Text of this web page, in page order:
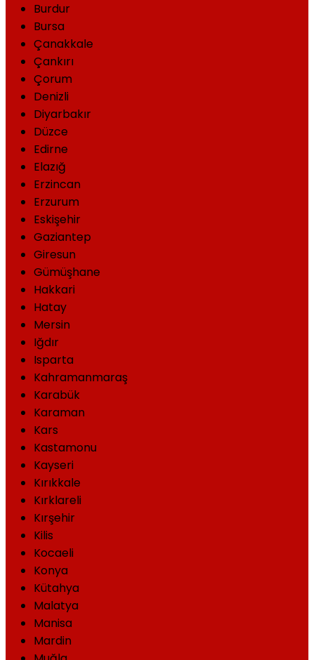
Burdur
Bursa
Çanakkale
Çankırı
Çorum
Denizli
Diyarbakır
Düzce
Edirne
Elazığ
Erzincan
Erzurum
Eskişehir
Gaziantep
Giresun
Gümüşhane
Hakkari
Hatay
Mersin
Iğdır
Isparta
Kahramanmaraş
Karabük
Karaman
Kars
Kastamonu
Kayseri
Kırıkkale
Kırklareli
Kırşehir
Kilis
Kocaeli
Konya
Kütahya
Malatya
Manisa
Mardin